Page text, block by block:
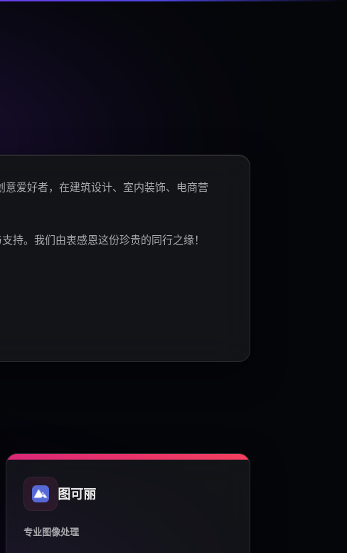
爱好者，在建筑设计、室内装饰、电商营
持。我们由衷感恩这份珍贵的同行之缘！
图可丽
专业图像处理